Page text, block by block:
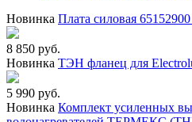
Новинка Плата силовая
8 850 руб.
Новинка ТЭН фланец для
5 990 руб.
Новинка Комплект усиленных